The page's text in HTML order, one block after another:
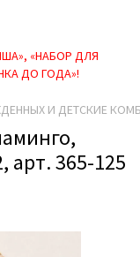
«НАБОР ДЛЯ
ДО ГОДА»!
И ДЕТСКИЕ
арт. 365-125